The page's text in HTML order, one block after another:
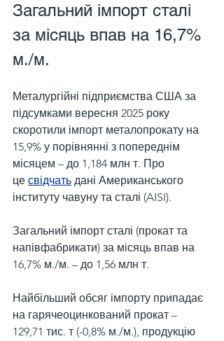
Загальний імпорт сталі
за місяць впав на 16,7%
м./м.
Металургійні підприємства США за
підсумками вересня 2025 року
скоротили імпорт металопрокату на
15,9% у порівнянні з попереднім
місяцем – до 1,184 млн т. Про
це свідчать дані Американського
інституту чавуну та сталі (AISI).
Загальний імпорт сталі (прокат та
напівфабрикати) за місяць впав на
16,7% м./м. – до 1,56 млн т.
Найбільший обсяг імпорту припадає
на гарячеоцинкований прокат –
129,71 тис. т (-0,8% м./м.), продукцію